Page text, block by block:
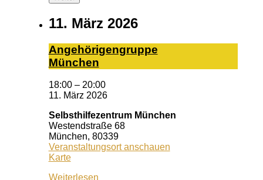
11. März 2026
An­ge­hö­ri­gen­grup­pe
Mün­chen
18:00 – 20:00
11. März 2026
Selbsthilfezentrum München
Westendstraße 68
München, 80339
Veranstaltungsort anschauen
KarteSelbsthilfezentrum
Weiterlesen